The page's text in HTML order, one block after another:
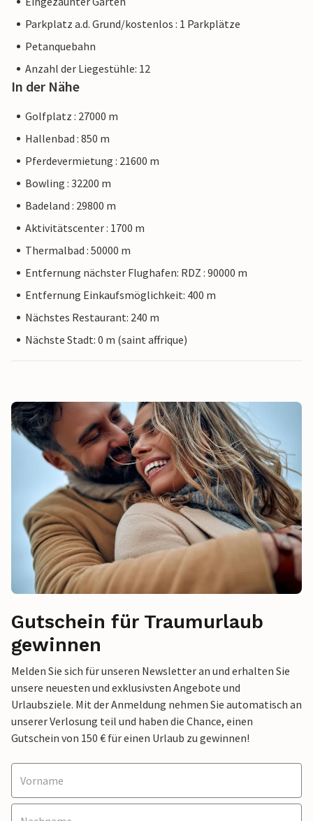
Parkplatz a.d. Grund/kostenlos : 1 Parkplätze
Petanquebahn
Anzahl der Liegestühle: 12
In der Nähe
Golfplatz : 27000 m
Hallenbad : 850 m
Pferdevermietung : 21600 m
Bowling : 32200 m
Badeland : 29800 m
Aktivitätscenter : 1700 m
Thermalbad : 50000 m
Entfernung nächster Flughafen: RDZ : 90000 m
Entfernung Einkaufsmöglichkeit: 400 m
Nächstes Restaurant: 240 m
Nächste Stadt: 0 m (saint affrique)
Gutschein für Traumurlaub
gewinnen
Melden Sie sich für unseren Newsletter an und erhalten Sie
unsere neuesten und exklusivsten Angebote und
Urlaubsziele. Mit der Anmeldung nehmen Sie automatisch an
unserer Verlosung teil und haben die Chance, einen
Gutschein von 150 € für einen Urlaub zu gewinnen!